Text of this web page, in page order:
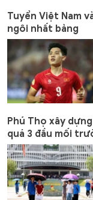
Tuyển Việt Nam
ngôi nhất bảng
Phú Thọ xây
quá 3 đầu mối